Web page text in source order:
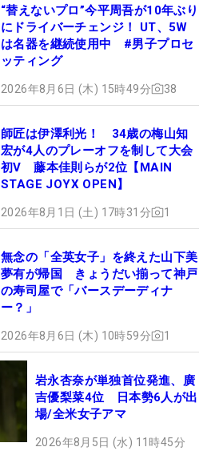
“替えないプロ”今平周吾が10年ぶり
にドライバーチェンジ！ UT、5W
は名器を継続使用中 #男子プロセ
ッティング
2026年8月6日 (木) 15時49分 38
師匠は伊澤利光！ 34歳の梅山知
宏が4人のプレーオフを制して大会
初V 藤本佳則らが2位【MAIN
STAGE JOYX OPEN】
2026年8月1日 (土) 17時31分 1
無念の「全英女子」を終えた山下美
夢有が帰国 きょうだい揃って神戸
の寿司屋で「バースデーディナ
ー？」
2026年8月6日 (木) 10時59分 1
岩永杏奈が単独首位発進、廣
吉優梨菜4位 日本勢6人が出
場/全米女子アマ
2026年8月5日 (水) 11時45分